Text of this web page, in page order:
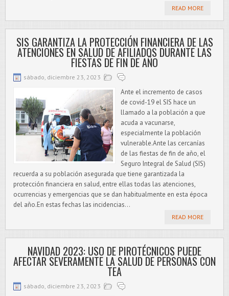
READ MORE
SIS GARANTIZA LA PROTECCIÓN FINANCIERA DE LAS
ATENCIONES EN SALUD DE AFILIADOS DURANTE LAS
FIESTAS DE FIN DE AÑO
sábado, diciembre 23, 2023
Ante el incremento de casos
de covid-19 el SIS hace un
llamado a la población a que
acuda a vacunarse,
especialmente la población
vulnerable.Ante las cercanías
de las fiestas de fin de año, el
Seguro Integral de Salud (SIS)
recuerda a su población asegurada que tiene garantizada la
protección financiera en salud, entre ellas todas las atenciones,
ocurrencias y emergencias que se dan habitualmente en esta época
del año.En estas fechas las incidencias...
READ MORE
NAVIDAD 2023: USO DE PIROTÉCNICOS PUEDE
AFECTAR SEVERAMENTE LA SALUD DE PERSONAS CON
TEA
sábado, diciembre 23, 2023